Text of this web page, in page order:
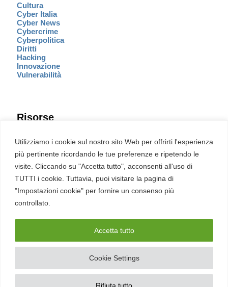
Utilizziamo i cookie sul nostro sito Web per offrirti l'esperienza
più pertinente ricordando le tue preferenze e ripetendo le
visite. Cliccando su "Accetta tutto", acconsenti all'uso di
TUTTI i cookie. Tuttavia, puoi visitare la pagina di
"Impostazioni cookie" per fornire un consenso più
controllato.
Cookie Settings
Rifiuta tutto
Accetta tutto
Cultura
Cyber Italia
Cyber News
Cybercrime
Cyberpolitica
Diritti
Hacking
Innovazione
Vulnerabilità
Risorse
Eventi
Fumetto Cyber
Newsletter
Servizi
Pubblicità
English
Ultime CVE critiche
2026 – REDHOTCYBER Srl. Tutti i diritti riservati